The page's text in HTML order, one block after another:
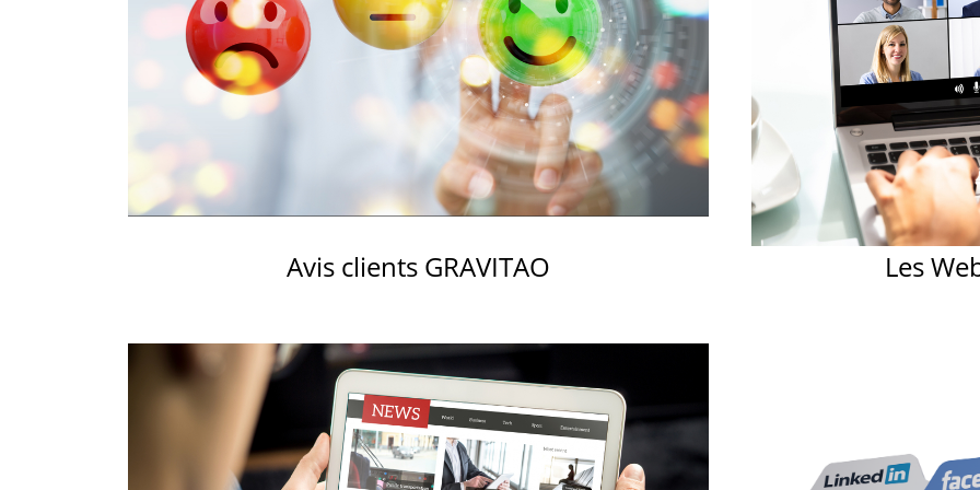
vendre.
VENDRE
Vous êtes propriétaire d'un hôtel ou d'un camping et
vous désirez mettre votre établissement en vente.
DEMANDEZ UN RENDEZ-
QUELLE EST LA VALEUR DE
MON ENTREPRISE SUR LE
MARCHÉ, AUJOURD'HUI ?
Faites établir une évaluation de la valeur de
votre hôtel ou de votre camping par des
VOTRE COMPTE GRAVITAO
Grâce à votre compte GRAVITAO, si vous êtes
acquéreur, vous pouvez accéder à nos
nouveautés en avant première, vous pilotez
votre recherche 7/7 et 24/24 !
Si vous êtes propriétaire, vous pouvez accéder à
votre avis de valeur et consulter combien
d'acquéreurs correspondent à votre
Un compte client GRAVITAO, c'est un service
Avis clients GRAVITAO Les